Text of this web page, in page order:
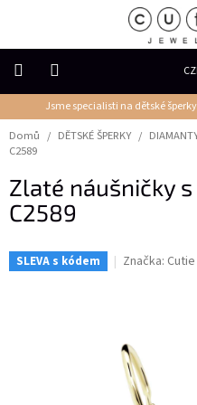
Jsme specialisti na dětské
DĚTSKÉ
ŠPERKY
NÁUŠNICE
PŘÍVĚSKY
Domů / DĚTSKÉ ŠPERKY /
C2589
Zlaté náušničky
C2589
SLEVA s kódem Značka: